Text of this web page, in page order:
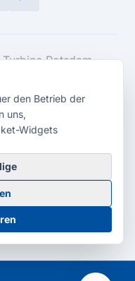
durch dieMedienagentur
Impressum
den Betrieb der
uns,
Widgets